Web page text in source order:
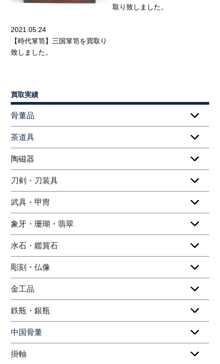
2021.05.24
【時代箪笥】三国箪笥を買取り
致しました。
取り致しました。
買取実績
骨董品
茶道具
陶磁器
刀剣・刀装具
武具・甲冑
象牙・珊瑚・翡翠
水石・鑑賞石
彫刻・仏像
金工品
鉄瓶・銀瓶
中国骨董
掛軸